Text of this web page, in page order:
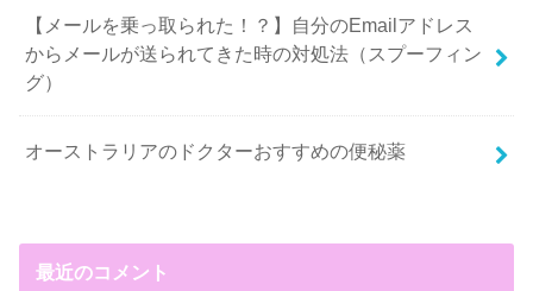
【メールを乗っ取られた！？】自分のEmailアドレス
からメールが送られてきた時の対処法（スプーフィン
グ）
オーストラリアのドクターおすすめの便秘薬
最近のコメント